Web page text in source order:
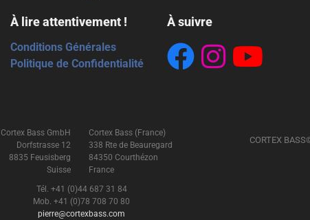
À lire attentivement !
Conditions Générales
Politique de Confidentialité
À suivre
Cortex Bass GmbH
Dorfstrasse 12
8835 Feusisberg
Suisse
Cortex Bass (France)
338 Rte de Beauregard
84350 Courthézon
France
Tél. +41 (0)44 687 31 84
Mob. +41 (0)78 708 70 80
pierre@cortexbass.com
CORTEX